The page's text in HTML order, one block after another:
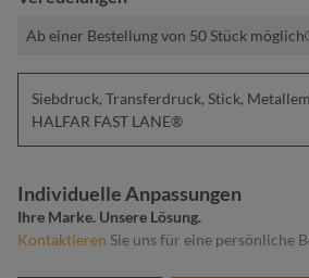
Ab einer Bestellung von 50 Stück möglich
Siebdruck, Transferdruck, Stick,
HALFAR FAST LANE®
Individuelle Anpassungen
Ihre Marke. Unsere Lösung.
Kontaktieren Sie uns für eine persönliche